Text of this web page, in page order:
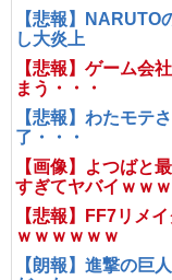
【悲報】NARUTO
し大炎上
【悲報】ゲーム会
まう・・・
【悲報】わたモテ
了・・・
【画像】よつばと
すぎてヤバイｗｗ
【悲報】FF7リメ
ｗｗｗｗｗｗ
【朗報】進撃の巨